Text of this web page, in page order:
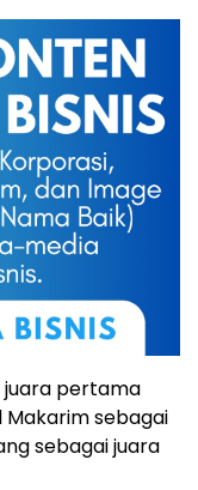
juara pertama
Makarim sebagai
sebagai juara